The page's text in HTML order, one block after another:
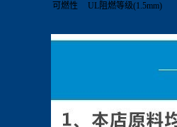
可燃性
UL阻燃等级(1.5mm)